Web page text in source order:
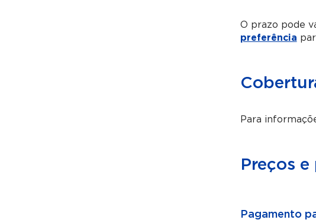
O prazo pode
preferência
Para
Preços
Pagamento